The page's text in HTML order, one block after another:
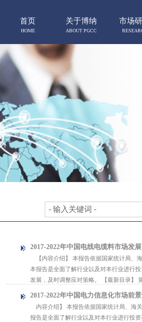
首页
HOME
关于博纳
ABOUT PGCC
市场
2017-2022年中国电线电缆料市场发
【内容介绍】 本报告依据国家统计局、
本报告是全面了解行业以及对本行业进行
发展，及时调整应对策略。 【最新目录】
2017-2022年中国电力信息化市场前
内容介绍】 本报告依据国家统计局、海
报告是全面了解行业以及对本行业进行投